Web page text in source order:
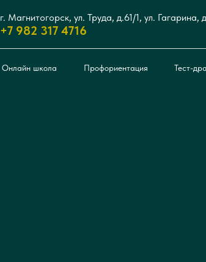
г. Магнитогорск, ул. Труда, д.61/1, ул.
+7 982 317 4716
Онлайн школа Профориентация Тест-